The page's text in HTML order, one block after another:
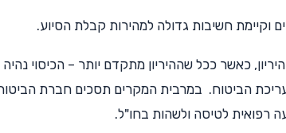
וקיימת חשיבות גדולה למהירות קבלת הסיוע.
כאשר ככל שההיריון מתקדם יותר – הכיסוי נהיה
הביטוח. במרבית המקרים תסכים חברת